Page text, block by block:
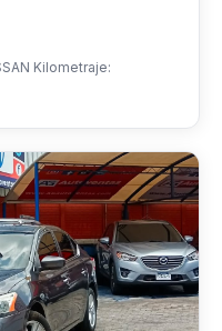
Kilometraje: